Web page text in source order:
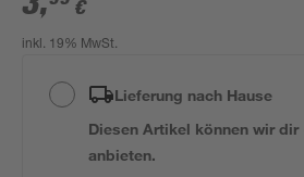
€
inkl. 19% MwSt.
Lieferung nach Hause
Diesen Artikel können wir
anbieten.